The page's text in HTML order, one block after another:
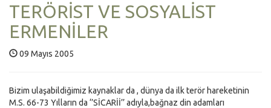
TERÖRİST VE SOSYALİST
ERMENİLER
09 Mayıs 2005
Bizim ulaşabildiğimiz kaynaklar da , dünya da ilk terör hareketinin
M.S. 66-73 Yılların da ‘’SİCARİİ’’ adıyla,bağnaz din adamları